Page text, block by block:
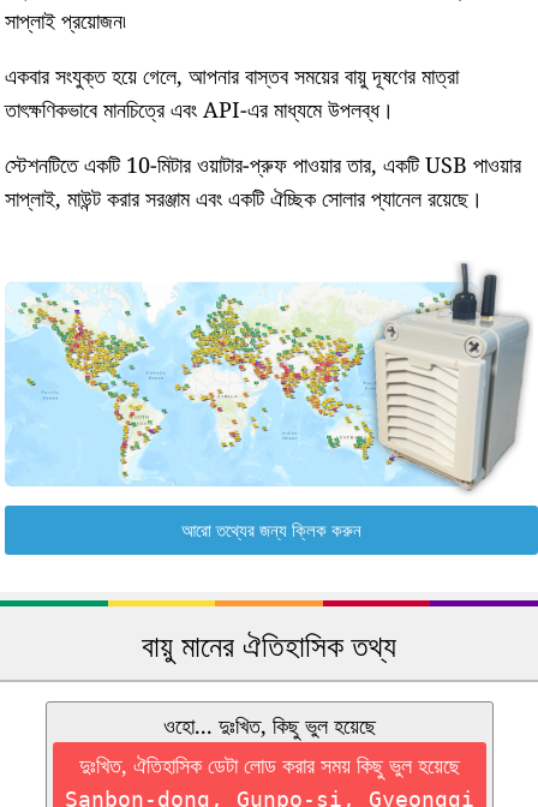
সাপ্লাই প্রয়োজন৷
একবার সংযুক্ত হয়ে গেলে, আপনার বাস্তব সময়ের বায়ু দূষণের মাত্রা
তাৎক্ষণিকভাবে মানচিত্রে এবং API-এর মাধ্যমে উপলব্ধ।
স্টেশনটিতে একটি 10-মিটার ওয়াটার-প্রুফ পাওয়ার তার, একটি USB পাওয়ার
সাপ্লাই, মাউন্ট করার সরঞ্জাম এবং একটি ঐচ্ছিক সোলার প্যানেল রয়েছে।
আরো তথ্যের জন্য ক্লিক করুন
বায়ু মানের ঐতিহাসিক তথ্য
ওহো... দুঃখিত, কিছু ভুল হয়েছে
দুঃখিত, ঐতিহাসিক ডেটা লোড করার সময় কিছু ভুল হয়েছে
Sanbon-dong, Gunpo-si, Gyeonggi